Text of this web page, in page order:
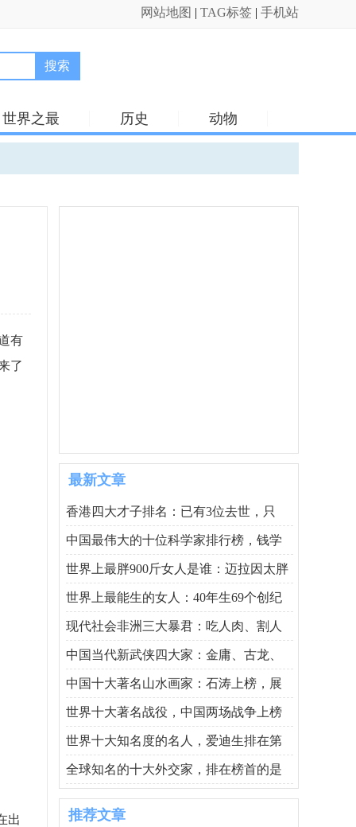
网站地图 | TAG标签 | 手机站
搜索
世界之最 历史 动物
有
了
出
最新文章
香港四大才子排名：已有3位去世，只
中国最伟大的十位科学家排行榜，钱学
世界上最胖900斤女人是谁：迈拉因太胖
世界上最能生的女人：40年生69个创纪
现代社会非洲三大暴君：吃人肉、割人
中国当代新武侠四大家：金庸、古龙、
中国十大著名山水画家：石涛上榜，展
世界十大著名战役，中国两场战争上榜
世界十大知名度的名人，爱迪生排在第
全球知名的十大外交家，排在榜首的是
推荐文章